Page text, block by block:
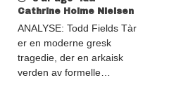
Cathrine Holme Nielsen
ANALYSE: Todd Fields Tàr
er en moderne gresk
tragedie, der en arkaisk
verden av formelle…